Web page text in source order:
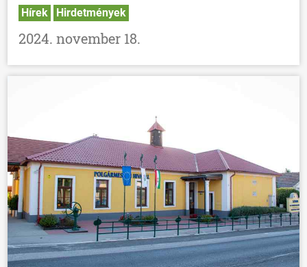
Hírek Hirdetmények
2024. november 18.